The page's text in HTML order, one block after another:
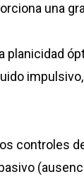
una
planicidad
controles